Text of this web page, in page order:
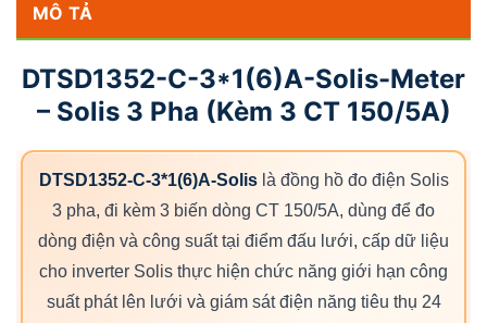
MÔ TẢ
DTSD1352-C-3*1(6)A-Solis-Meter
– Solis 3 Pha (Kèm 3 CT 150/5A)
DTSD1352-C-3*1(6)A-Solislà đồng hồ đo điện Solis
3 pha, đi kèm 3 biến dòng CT 150/5A, dùng để đo
dòng điện và công suất tại điểm đấu lưới, cấp dữ liệu
cho inverter Solis thực hiện chức năng giới hạn công
suất phát lên lưới và giám sát điện năng tiêu thụ 24